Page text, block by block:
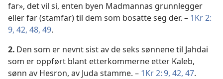
far», det vil si, enten byen Madmannas grunnlegger
eller far (stamfar) til dem som bosatte seg der. – 1Kr 2:
9, 42, 48, 49.
2. Den som er nevnt sist av de seks sønnene til Jahdai
som er oppført blant etterkommerne etter Kaleb,
sønn av Hesron, av Juda stamme. – 1Kr 2: 9, 42, 47.